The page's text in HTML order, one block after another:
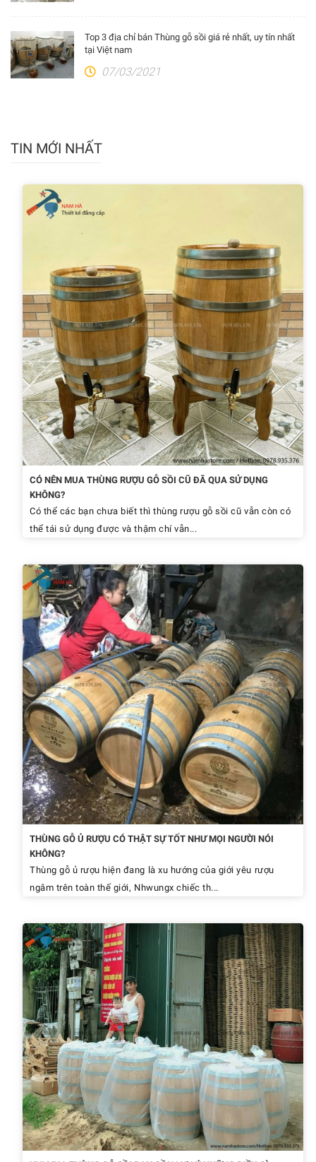
Top 3 địa chỉ bán Thùng gỗ sồi giá rẻ nhất, uy tín nhất
tại Việt nam
07/03/2021
TIN MỚI NHẤT
CÓ NÊN MUA THÙNG RƯỢU GỖ SỒI CŨ ĐÃ QUA SỬ DỤNG
KHÔNG?
Có thể các bạn chưa biết thì thùng rượu gỗ sồi cũ vẫn còn có
thể tái sử dụng được và thậm chí vẫn...
THÙNG GỖ Ủ RƯỢU CÓ THẬT SỰ TỐT NHƯ MỌI NGƯỜI NÓI
KHÔNG?
Thùng gỗ ủ rượu hiện đang là xu hướng của giới yêu rượu
ngâm trên toàn thế giới, Nhwungx chiếc th...